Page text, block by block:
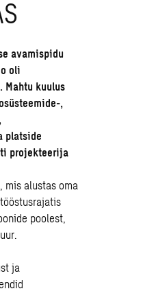
avamispidu
oli
Mahtu kuulus
,
platside
projekteerija
mis alustas oma
poolest,
ja